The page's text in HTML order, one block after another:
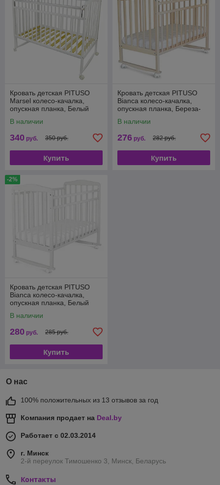
Кровать детская PITUSO
Marsel колесо-качалка,
опускная планка, Белый
В наличии
340 руб. 350 руб.
Купить
Кровать детская PITUSO
Bianca колесо-качалка,
опускная планка, Береза-
В наличии
276 руб. 282 руб.
Купить
-2%
Кровать детская PITUSO
Bianca колесо-качалка,
опускная планка, Белый
В наличии
280 руб. 285 руб.
Купить
О нас
100% положительных из 13 отзывов за год
Компания продает на Deal.by
Работает с 02.03.2014
г. Минск
2-й переулок Тимошенко 3, Минск, Беларусь
Контакты